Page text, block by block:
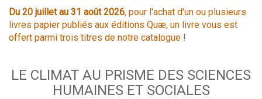
Du 20 juillet au 31 août 2026, pour l'achat d'un ou plusieurs
livres papier publiés aux éditions Quæ, un livre vous est
offert parmi trois titres de notre catalogue !
LE CLIMAT AU PRISME DES SCIENCES
HUMAINES ET SOCIALES